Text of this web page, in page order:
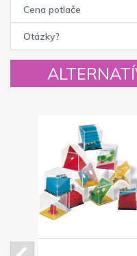
Cena potlače
Otázky?